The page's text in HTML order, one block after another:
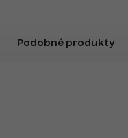
Podobné produkty